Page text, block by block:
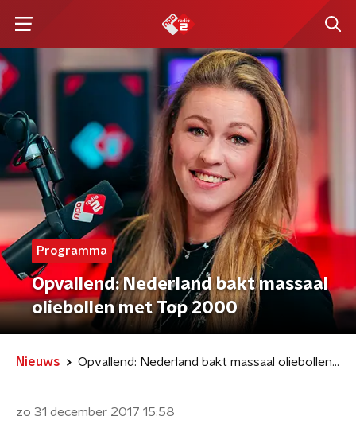
Programma
Opvallend: Nederland bakt massaal
oliebollen met Top 2000
Nieuws Opvallend: Nederland bakt massaal oliebollen met Top 2000
zo 31 december 2017 15:58